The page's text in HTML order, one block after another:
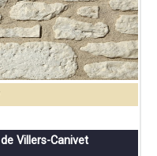
Villers-Canivet